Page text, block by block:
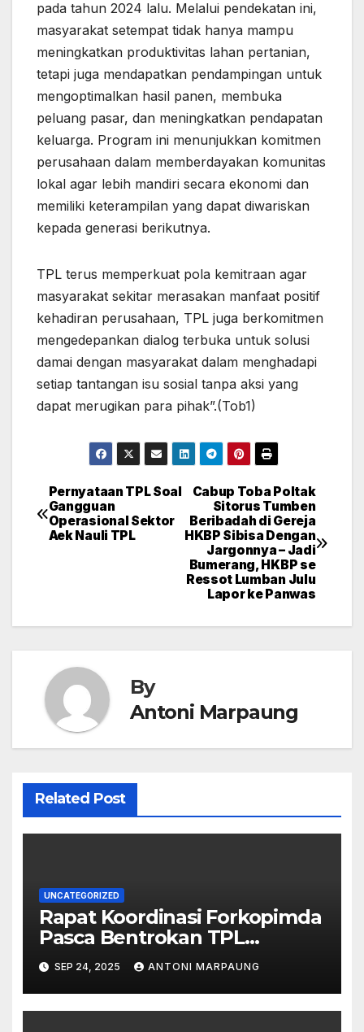
pada tahun 2024 lalu. Melalui pendekatan ini,
masyarakat setempat tidak hanya mampu
meningkatkan produktivitas lahan pertanian,
tetapi juga mendapatkan pendampingan untuk
mengoptimalkan hasil panen, membuka
peluang pasar, dan meningkatkan pendapatan
keluarga. Program ini menunjukkan komitmen
perusahaan dalam memberdayakan komunitas
lokal agar lebih mandiri secara ekonomi dan
memiliki keterampilan yang dapat diwariskan
kepada generasi berikutnya.
TPL terus memperkuat pola kemitraan agar
masyarakat sekitar merasakan manfaat positif
kehadiran perusahaan, TPL juga berkomitmen
mengedepankan dialog terbuka untuk solusi
damai dengan masyarakat dalam menghadapi
setiap tantangan isu sosial tanpa aksi yang
dapat merugikan para pihak”.(Tob1)
Post
navigation
Cabup Toba Poltak
Sitorus Tumben
Beribadah di Gereja
HKBP Sibisa Dengan
Jargonnya – Jadi
Bumerang, HKBP se
Ressot Lumban Julu
Lapor ke Panwas
Pernyataan TPL Soal
Gangguan
Operasional Sektor
Aek Nauli TPL
By
Antoni Marpaung
Related Post
UNCATEGORIZED
Rapat Koordinasi Forkopimda
Pasca Bentrokan TPL
Dengan Lamtoras – Upaya
Meredam Ketegangan –
Ompu Mamontan Laut
Ambarita Hanya Diberi Ijin
SEP 24, 2025 ANTONI MARPAUNG